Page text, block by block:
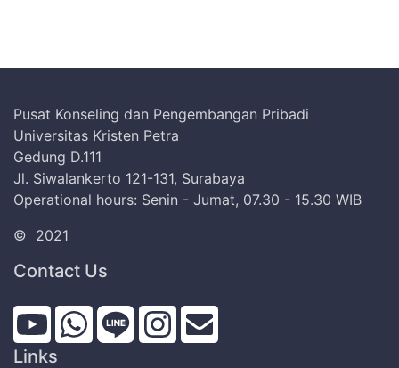
Pusat Konseling dan Pengembangan Pribadi
Universitas Kristen Petra
Gedung D.111
Jl. Siwalankerto 121-131, Surabaya
Operational hours: Senin - Jumat, 07.30 - 15.30 WIB
© 2021
Contact Us
Links